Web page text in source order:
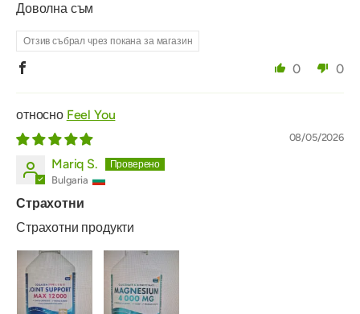
Доволна съм
Отзив събрал чрез покана за магазин
0 0
Feel You
08/05/2026
Mariq S.
Bulgaria
Страхотни
Страхотни продукти